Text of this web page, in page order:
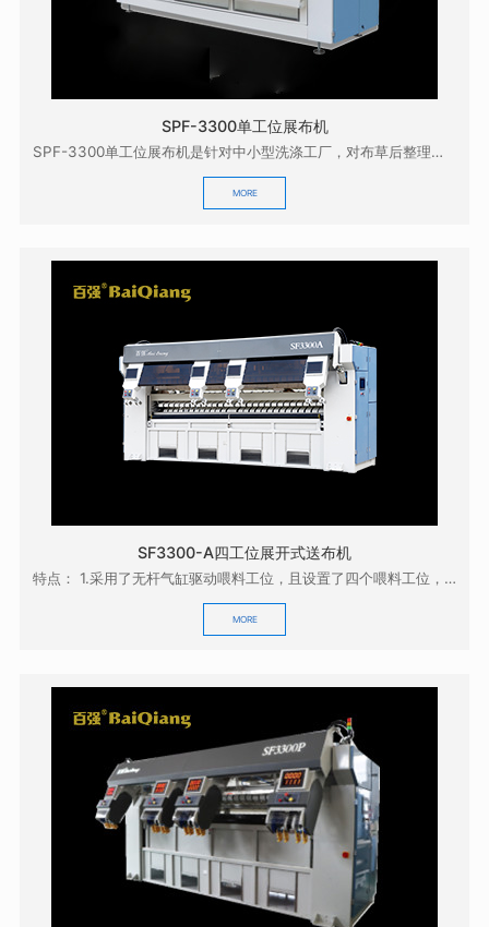
SPF-3300单工位展布机
SPF-3300单工位展布机是针对中小型洗涤工厂，对布草后整理的质量有较高要求而研发的，它具有展...
MORE
SF3300-A四工位展开式送布机
特点： 1.采用了无杆气缸驱动喂料工位，且设置了四个喂料工位，操作方便，效率高；0 2.采用...
MORE